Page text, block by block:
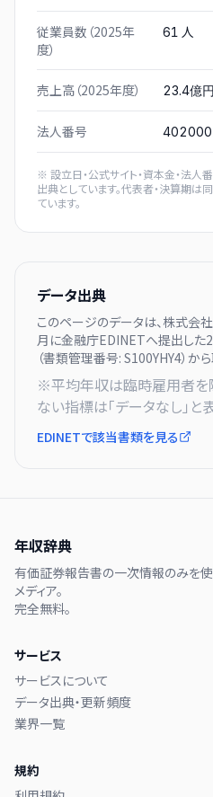
従業員数（2025年
度）
61 人
売上高（2025年度） 23.4億円
法人番号
※ 設立日・公式サイト・資本金・法人
出典としています。代表者・決算期
ています。
データ出典
このページのデータは、株式会社
月に金融庁EDINETへ提出した
（書類管理番号: S100YHY4）か
※平均年収は臨時雇用者を
ない指標は「データなし」と
EDINETで該当書類を見る
年収辞典
有価証券報告書の一次情報のみを使
メディア。
完全無料。
サービス
サービスについて
データ出典・更新頻度
業界一覧
規約